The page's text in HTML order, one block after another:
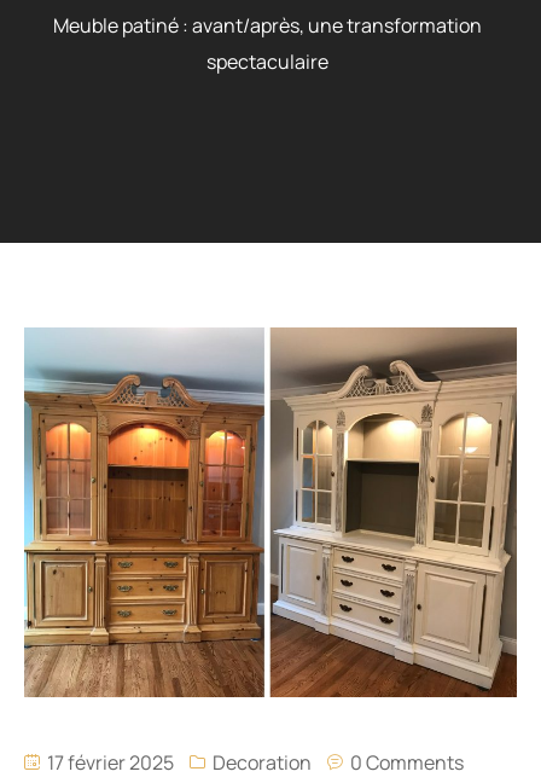
Meuble patiné : avant/après, une transformation
spectaculaire
17 février 2025 Decoration 0 Comments